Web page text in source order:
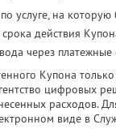
услуге, на
действия
через платежные
Купона
цифровых
расходов.
виде в